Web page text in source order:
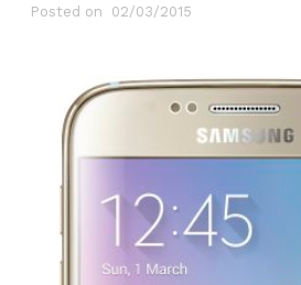
Posted on 02/03/2015